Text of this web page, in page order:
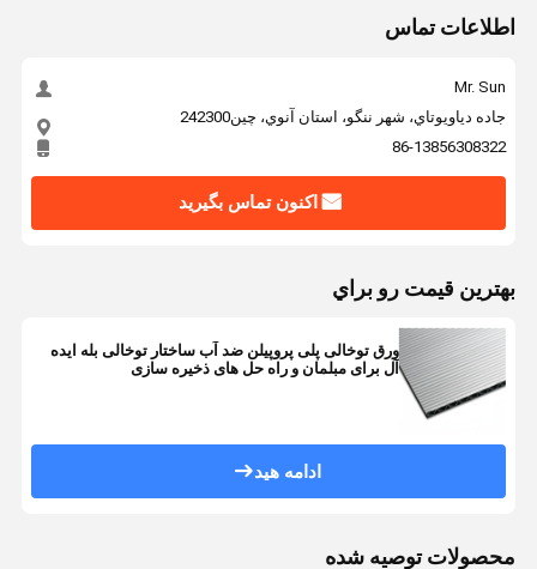
اطلاعات تماس
Mr. Sun
جاده دياويوتاي، شهر ننگو، استان آنوي، چين242300
86-13856308322
اکنون تماس بگیرید
بهترين قيمت رو براي
ورق توخالی پلی پروپیلن ضد آب ساختار توخالی بله ایده
آل برای مبلمان و راه حل های ذخیره سازی
ادامه هید
محصولات توصیه شده